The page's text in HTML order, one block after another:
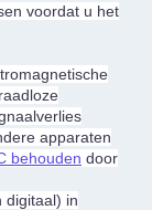
voordat u het
apparaten
behouden door
digitaal) in